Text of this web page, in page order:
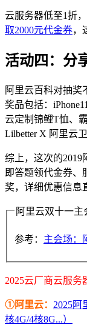
云服务器低至1折
取2000元代金券，
活动四：分
阿里云百科对抽奖
奖品包括：
云定制锦鲤T恤、
Lilbetter X 阿里云卫
综上，这次的2019
即答题领代金券、
奖，详细优惠信息
阿里云双十一主
参考： 主会场：
2025云厂商云服务
①阿里云： 2025阿
核4G/4核8G...）